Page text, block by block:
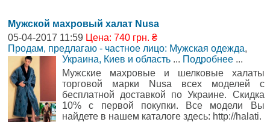
Мужской махровый халат Nusa
05-04-2017 11:59 Цена: 740 грн. ₴
Продам, предлагаю - частное лицо: Мужская одежда,
Украина, Киев и область ... Подробнее ...
Мужские махровые и шелковые халаты
торговой марки Nusa всех моделей с
бесплатной доставкой по Украине. Скидка
10% с первой покупки. Все модели Вы
найдете в нашем каталоге здесь: http://halati.